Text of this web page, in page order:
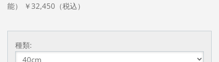
能） ￥32,450（税込）
種類: